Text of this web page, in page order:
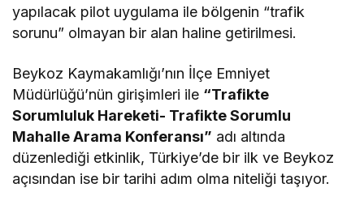
yapılacak pilot uygulama ile bölgenin “trafik
sorunu” olmayan bir alan haline getirilmesi.
Beykoz Kaymakamlığı’nın İlçe Emniyet
Müdürlüğü’nün girişimleri ile “Trafikte
Sorumluluk Hareketi- Trafikte Sorumlu
Mahalle Arama Konferansı” adı altında
düzenlediği etkinlik, Türkiye’de bir ilk ve Beykoz
açısından ise bir tarihi adım olma niteliği taşıyor.